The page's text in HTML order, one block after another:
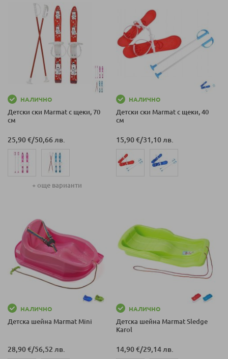
НАЛИЧНО
Детски ски Marmat с щеки, 70
см
25,90 €/50,66 лв.
+ още варианти
НАЛИЧНО
Детски ски Marmat с щеки, 40
см
15,90 €/31,10 лв.
НАЛИЧНО
Детска шейна Marmat Mini
28,90 €/56,52 лв.
НАЛИЧНО
Детска шейна Marmat Sledge
Karol
14,90 €/29,14 лв.